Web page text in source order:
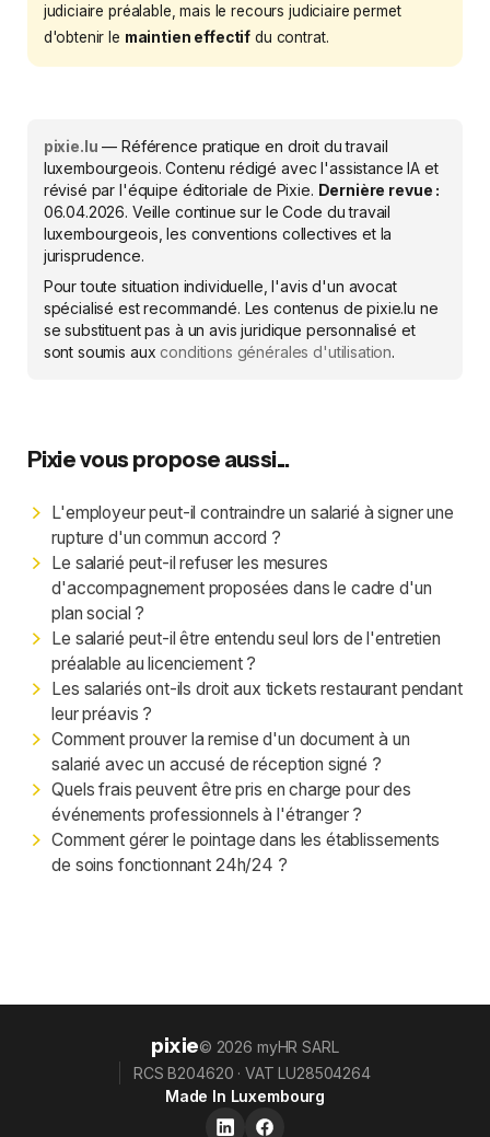
judiciaire préalable, mais le recours judiciaire permet
d'obtenir le maintien effectif du contrat.
pixie.lu — Référence pratique en droit du travail
luxembourgeois. Contenu rédigé avec l'assistance IA et
révisé par l'équipe éditoriale de Pixie. Dernière revue :
06.04.2026. Veille continue sur le Code du travail
luxembourgeois, les conventions collectives et la
jurisprudence.
Pour toute situation individuelle, l'avis d'un avocat
spécialisé est recommandé. Les contenus de pixie.lu ne
se substituent pas à un avis juridique personnalisé et
sont soumis auxconditions générales d'utilisation.
Pixie vous propose aussi...
L'employeur peut-il contraindre un salarié à signer une
rupture d'un commun accord ?
Le salarié peut-il refuser les mesures
d'accompagnement proposées dans le cadre d'un
plan social ?
Le salarié peut-il être entendu seul lors de l'entretien
préalable au licenciement ?
Les salariés ont-ils droit aux tickets restaurant pendant
leur préavis ?
Comment prouver la remise d'un document à un
salarié avec un accusé de réception signé ?
Quels frais peuvent être pris en charge pour des
événements professionnels à l'étranger ?
Comment gérer le pointage dans les établissements
de soins fonctionnant 24h/24 ?
pixie© 2026 myHR SARL
RCS B204620 · VAT LU28504264
Made In Luxembourg